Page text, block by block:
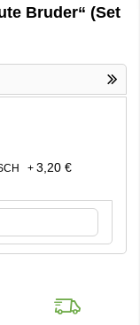
Bruder“ (Set
+ 3,20 €